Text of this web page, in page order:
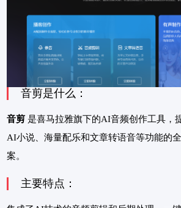
音剪是什么：
音剪 是喜马拉雅旗下的AI音频创作工具，
AI小说、海量配乐和文章转语音等功能的
案。
主要特点：